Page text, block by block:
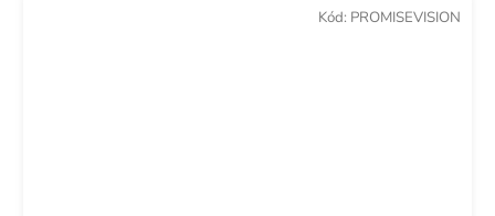
Kód: PROMISEVISION